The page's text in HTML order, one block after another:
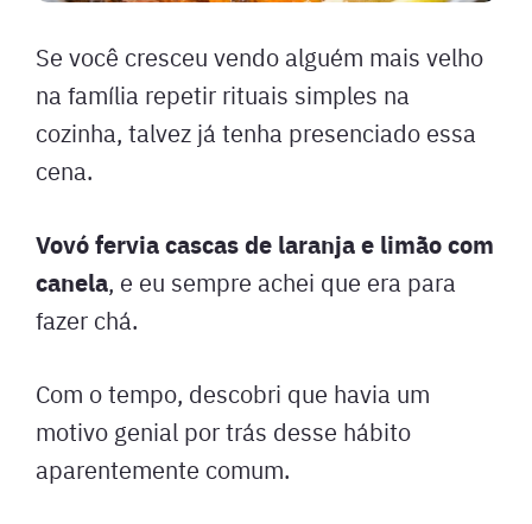
Se você cresceu vendo alguém mais velho
na família repetir rituais simples na
cozinha, talvez já tenha presenciado essa
cena.
Vovó fervia cascas de laranja e limão com
canela, e eu sempre achei que era para
fazer chá.
Com o tempo, descobri que havia um
motivo genial por trás desse hábito
aparentemente comum.